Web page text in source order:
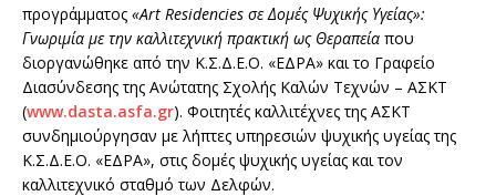
προγράμματος «Art Residencies σε Δομές Ψυχικής Υγείας»:
Γνωριμία με την καλλιτεχνική πρακτική ως Θεραπεία που
διοργανώθηκε από την Κ.Σ.Δ.Ε.Ο. «ΕΔΡΑ» και το Γραφείο
Διασύνδεσης της Ανώτατης Σχολής Καλών Τεχνών – ΑΣΚΤ
(www.dasta.asfa.gr). Φοιτητές καλλιτέχνες της ΑΣΚΤ
συνδημιούργησαν με λήπτες υπηρεσιών ψυχικής υγείας της
Κ.Σ.Δ.Ε.Ο. «ΕΔΡΑ», στις δομές ψυχικής υγείας και τον
καλλιτεχνικό σταθμό των Δελφών.